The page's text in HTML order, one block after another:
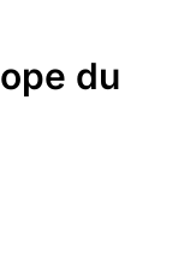
du